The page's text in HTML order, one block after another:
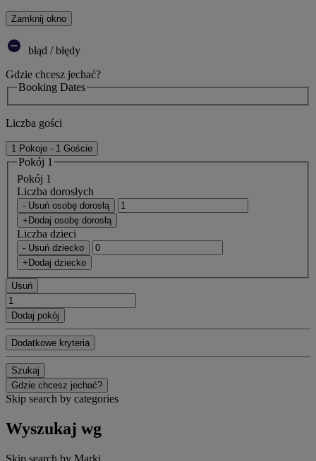
Zamknij okno
błąd / błędy
Gdzie chcesz jechać?
Booking Dates
Liczba gości
1 Pokoje - 1 Goście
Pokój 1
Pokój 1
Liczba dorosłych
- Usuń osobę dorosłą
+Dodaj osobę dorosłą
Liczba dzieci
- Usuń dziecko
+Dodaj dziecko
Usuń
Dodaj pokój
Dodatkowe kryteria
Szukaj
Gdzie chcesz jechać?
Skip search by categories
Wyszukaj wg
Skip search by Marki